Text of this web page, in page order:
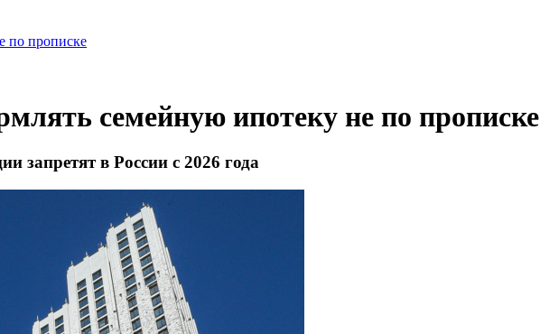
по прописке
семейную ипотеку не по прописке
запретят в России с 2026 года